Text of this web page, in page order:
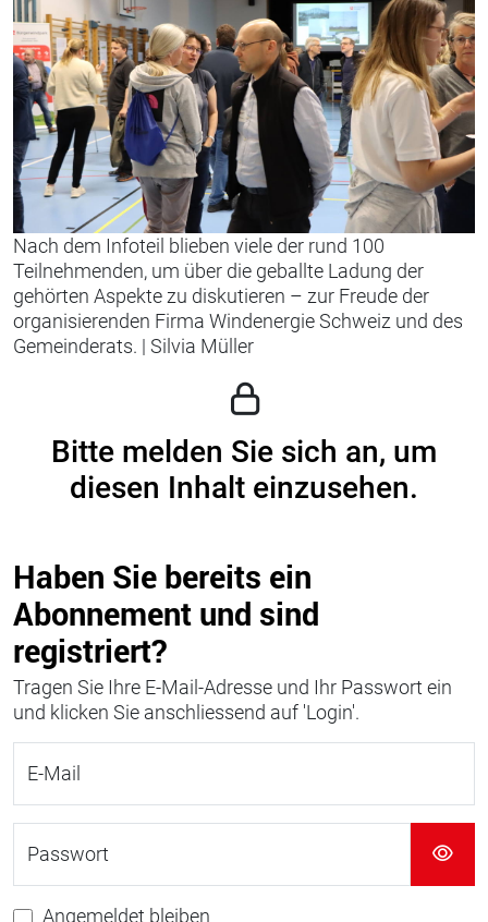
Nach dem Infoteil blieben viele der rund 100
Teilnehmenden, um über die geballte Ladung der
gehörten Aspekte zu diskutieren – zur Freude der
organisierenden Firma Windenergie Schweiz und des
Gemeinderats. | Silvia Müller
Bitte melden Sie sich an, um
diesen Inhalt einzusehen.
Haben Sie bereits ein
Abonnement und sind
registriert?
Tragen Sie Ihre E-Mail-Adresse und Ihr Passwort ein
und klicken Sie anschliessend auf 'Login'.
E-Mail
Passwort
Angemeldet bleiben